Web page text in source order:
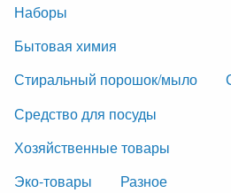
Наборы
Бытовая химия
Стиральный порошок/мыло
Средство для посуды
Хозяйственные товары
Эко-товары
Разное